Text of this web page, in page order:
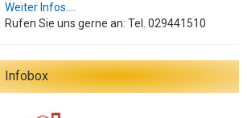
Weiter Infos....
Rufen Sie uns gerne an: Tel. 029441510
Infobox